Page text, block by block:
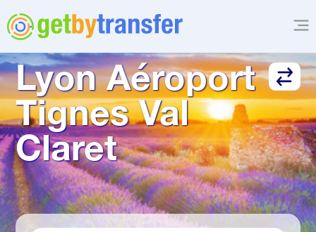
TRANSFERT DE
Lyon Aéroport
Tignes Val
Claret